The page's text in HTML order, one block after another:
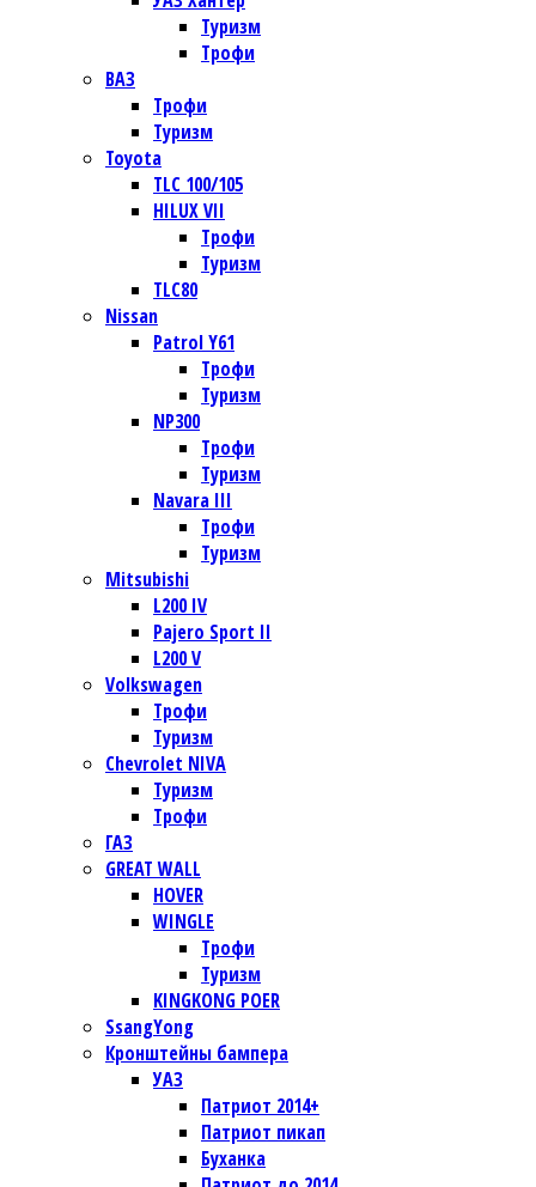
Туризм
Трофи
ВАЗ
Трофи
Туризм
Toyota
TLC 100/105
HILUX VII
Трофи
Туризм
TLC80
Nissan
Patrol Y61
Трофи
Туризм
NP300
Трофи
Туризм
Navara III
Трофи
Туризм
Mitsubishi
L200 IV
Pajero Sport II
L200 V
Volkswagen
Трофи
Туризм
Chevrolet NIVA
Туризм
Трофи
ГАЗ
GREAT WALL
HOVER
WINGLE
Трофи
Туризм
KINGKONG POER
SsangYong
Кронштейны бампера
УАЗ
Патриот 2014+
Патриот пикап
Буханка